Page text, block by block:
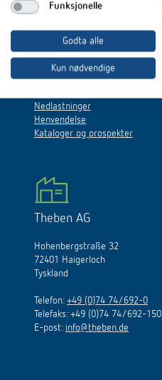
Service
Nedlastninger
Henvendelse
Kataloger og prospekter
Theben AG
Hohenbergstraße 32
72401 Haigerloch
Tyskland
Telefon: +49 (0)74 74/692-0
Telefaks: +49 (0)74 74/692-150
E-post: info@theben.de
Funksjonelle
Godta alle
Kun nødvendige